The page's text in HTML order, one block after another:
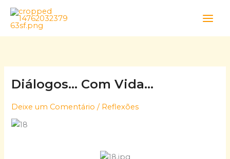
Skip
content
Diálogos… Com Vida…
Deixe um Comentário / Reflexões